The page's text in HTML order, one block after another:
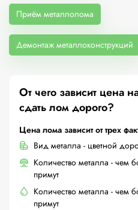
Приём металлолома
Демонтаж металлоконструкций
От чего зависит цена
сдать лом дорого?
Цена лома зависит от трех
Вид металла - цветной
Количество металла - чем
примут
Количество металла - чем
примут